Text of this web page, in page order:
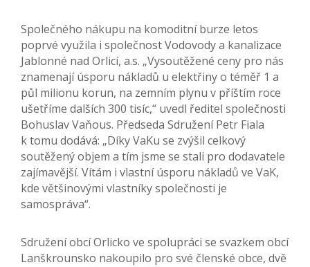
Společného nákupu na komoditní burze letos
poprvé využila i společnost Vodovody a kanalizace
Jablonné nad Orlicí, a.s. „Vysoutěžené ceny pro nás
znamenají úsporu nákladů u elektřiny o téměř 1 a
půl milionu korun, na zemním plynu v příštím roce
ušetříme dalších 300 tisíc,“ uvedl ředitel společnosti
Bohuslav Vaňous. Předseda Sdružení Petr Fiala
k tomu dodává: „Díky VaKu se zvýšil celkový
soutěžený objem a tím jsme se stali pro dodavatele
zajímavější. Vítám i vlastní úsporu nákladů ve VaK,
kde většinovými vlastníky společnosti je
samospráva“.
Sdružení obcí Orlicko ve spolupráci se svazkem obcí
Lanškrounsko nakoupilo pro své členské obce, dvě